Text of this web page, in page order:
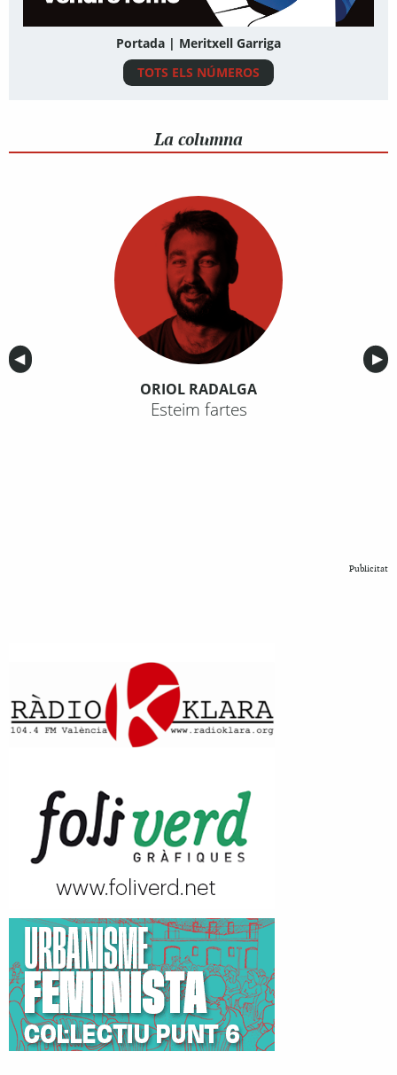
Portada | Meritxell Garriga
TOTS ELS NÚMEROS
La columna
Anterior
◀︎ ▶︎
ORIOL RADALGA
Esteim fartes
Publicitat